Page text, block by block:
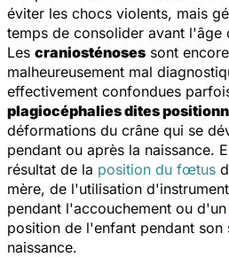
éviter les chocs violents, mais
temps de consolider avant l'âge
Les craniosténoses sont
malheureusement mal
effectivement confondues
plagiocéphalies dites
déformations du crâne qui se
pendant ou après la naissance.
résultat de la position du fœtus
mère, de l'utilisation
pendant l'accouchement ou d'un
position de l'enfant pendant son
naissance.